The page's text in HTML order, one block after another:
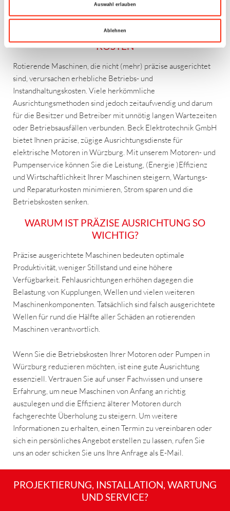
Auswahl erlauben
Ablehnen
FACHKUNDIGE WELLENAUSRICHTUNG FÜR
BESSERE LEISTUNG UND NIEDRIGERE
KOSTEN
Rotierende Maschinen, die nicht (mehr) präzise ausgerichtet
sind, verursachen erhebliche Betriebs- und
Instandhaltungskosten. Viele herkömmliche
Ausrichtungsmethoden sind jedoch zeitaufwendig und darum
für die Besitzer und Betreiber mit unnötig langen Wartezeiten
oder Betriebsausfällen verbunden. Beck Elektrotechnik GmbH
bietet Ihnen präzise, zügige Ausrichtungsdienste für
elektrische Motoren in Würzburg. Mit unserem Motoren- und
Pumpenservice können Sie die Leistung, (Energie )Effizienz
und Wirtschaftlichkeit Ihrer Maschinen steigern, Wartungs-
und Reparaturkosten minimieren, Strom sparen und die
Betriebskosten senken.
WARUM IST PRÄZISE AUSRICHTUNG SO
WICHTIG?
Präzise ausgerichtete Maschinen bedeuten optimale
Produktivität, weniger Stillstand und eine höhere
Verfügbarkeit. Fehlausrichtungen erhöhen dagegen die
Belastung von Kupplungen, Wellen und vielen weiteren
Maschinenkomponenten. Tatsächlich sind falsch ausgerichtete
Wellen für rund die Hälfte aller Schäden an rotierenden
Maschinen verantwortlich.
Wenn Sie die Betriebskosten Ihrer Motoren oder Pumpen in
Würzburg reduzieren möchten, ist eine gute Ausrichtung
essenziell. Vertrauen Sie auf unser Fachwissen und unsere
Erfahrung, um neue Maschinen von Anfang an richtig
auszulegen und die Effizienz älterer Motoren durch
fachgerechte Überholung zu steigern. Um weitere
Informationen zu erhalten, einen Termin zu vereinbaren oder
sich ein persönliches Angebot erstellen zu lassen, rufen Sie
uns an oder schicken Sie uns Ihre Anfrage als E-Mail.
PROJEKTIERUNG, INSTALLATION, WARTUNG
UND SERVICE?